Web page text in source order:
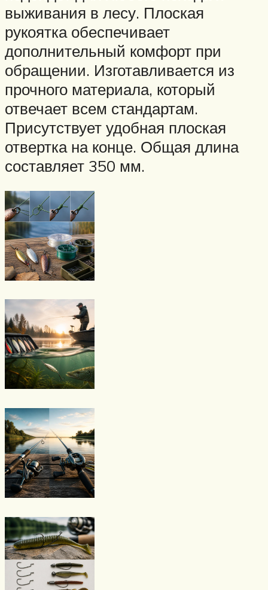
выживания в лесу. Плоская
рукоятка обеспечивает
дополнительный комфорт при
обращении. Изготавливается из
прочного материала, который
отвечает всем стандартам.
Присутствует удобная плоская
отвертка на конце. Общая длина
составляет 350 мм.